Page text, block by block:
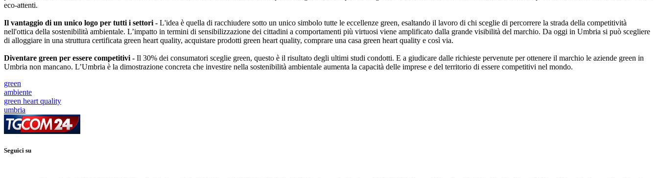
eco-attenti.
Il vantaggio di un unico logo per tutti i settori - L'idea è quella di racchiudere sotto un unico simbolo tutte le eccellenze green, esaltando il lavoro di chi sceglie di percorrere la strada della competitività
nell'ottica della sostenibilità ambientale. L’impatto in termini di sensibilizzazione dei cittadini a comportamenti più virtuosi viene amplificato dalla grande visibilità del marchio. Da oggi in Umbria si può scegliere
di alloggiare in una struttura certificata green heart quality, acquistare prodotti green heart quality, comprare una casa green heart quality e così via.
Diventare green per essere competitivi - Il 30% dei consumatori sceglie green, questo è il risultato degli ultimi studi condotti. E a giudicare dalle richieste pervenute per ottenere il marchio le aziende green in
Umbria non mancano. L’Umbria è la dimostrazione concreta che investire nella sostenibilità ambientale aumenta la capacità delle imprese e del territorio di essere competitivi nel mondo.
green
ambiente
green heart quality
umbria
Seguici su